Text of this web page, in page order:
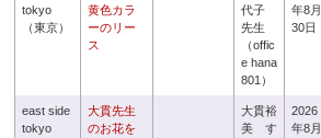
tokyo
（東京）
黄色カラ
ーのリー
ス
代子
先生
（offic
e hana
801）
年8月
30日
east side
tokyo
大貫先生
のお花を
大貫裕
美 す
2026
年8月